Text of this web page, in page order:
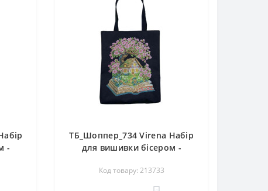
-
ТБ_Шоппер_734 Virena Набір
для вишивки бісером -
і будиночок 39х32,5 см
(сумочна тканина)
Код товару: 213733